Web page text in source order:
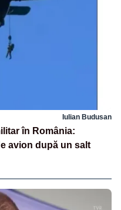
Iulian Budusan
în România:
avion după un salt